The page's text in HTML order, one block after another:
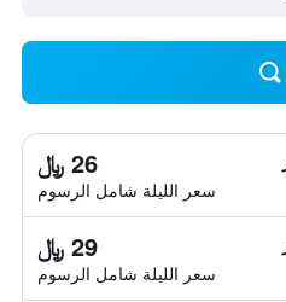
26 ﷼
سعر الليلة شامل الرسوم
29 ﷼
سعر الليلة شامل الرسوم